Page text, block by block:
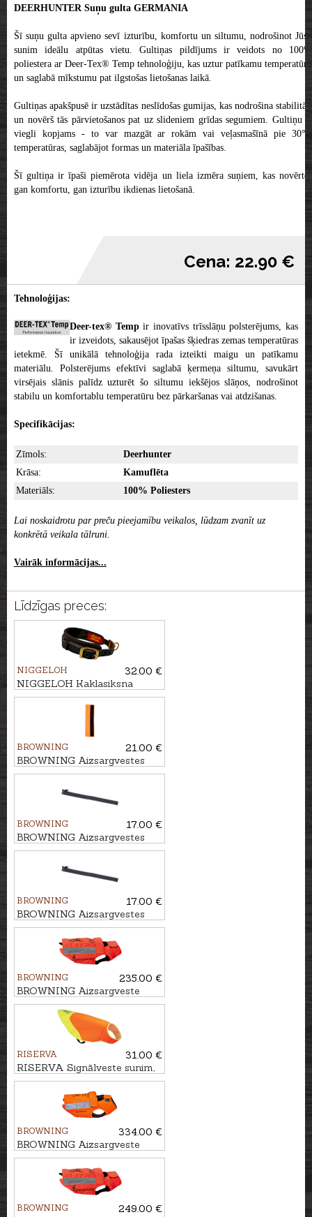
DEERHUNTER Suņu gulta GERMANIA
Šī suņu gulta apvieno sevī izturību, komfortu un siltumu, nodrošinot Jūsu
sunim ideālu atpūtas vietu. Gultiņas pildījums ir veidots no 100%
poliestera ar Deer-Tex® Temp tehnoloģiju, kas uztur patīkamu temperatūru
un saglabā mīkstumu pat ilgstošas lietošanas laikā.
Gultiņas apakšpusē ir uzstādītas neslīdošas gumijas, kas nodrošina stabilitāti
un novērš tās pārvietošanos pat uz slideniem grīdas segumiem. Gultiņu ir
viegli kopjams - to var mazgāt ar rokām vai veļasmašīnā pie 30°C
temperatūras, saglabājot formas un materiāla īpašības.
Šī gultiņa ir īpaši piemērota vidēja un liela izmēra suņiem, kas novērtēs
gan komfortu, gan izturību ikdienas lietošanā.
Cena: 22.90 €
Tehnoloģijas:
Deer-tex® Tempir inovatīvs trīsslāņu polsterējums, kas
ir izveidots, sakausējot īpašas šķiedras zemas temperatūras
ietekmē. Šī unikālā tehnoloģija rada izteikti maigu un patīkamu
materiālu. Polsterējums efektīvi saglabā ķermeņa siltumu, savukārt
virsējais slānis palīdz uzturēt šo siltumu iekšējos slāņos, nodrošinot
stabilu un komfortablu temperatūru bez pārkaršanas vai atdzišanas.
Specifikācijas:
Zīmols:
Deerhunter
Krāsa:
Kamuflēta
Materiāls:
100% Poliesters
Lai noskaidrotu par preču pieejamību veikalos, lūdzam zvanīt uz
konkrētā veikala tālruni.
Vairāk informācijas...
Līdzīgas preces:
NIGGELOH
32.00 €
NIGGELOH Kaklasiksna
sunim DELUXE, 48-60cm
BROWNING
21.00 €
BROWNING Aizsargvestes
papildus muguras atloks,
BROWNING
17.00 €
BROWNING Aizsargvestes
papildus rāvējslēdzēja
BROWNING
17.00 €
BROWNING Aizsargvestes
papildus rāvējslēdzēja
sistēma, 80-85cm
BROWNING
235.00 €
BROWNING Aizsargveste
sunim HUNTER, 60cm
RISERVA
31.00 €
RISERVA Signālveste sunim,
L/XL
BROWNING
334.00 €
BROWNING Aizsargveste
sunim PROTECT PRO MAX,
BROWNING
249.00 €